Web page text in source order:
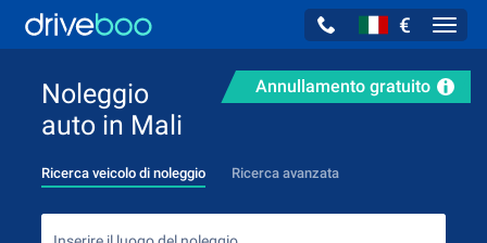
€
Annullamento gratuito
Noleggio
auto in Mali
Ricerca veicolo di noleggio Ricerca avanzata